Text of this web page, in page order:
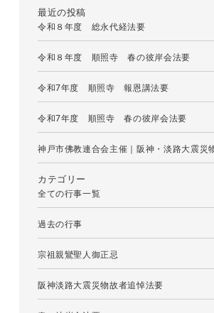
最近の投稿
令和８年度 総永代経法要
令和８年度 順照寺 春の彼岸会法要
令和7年度 順照寺 報恩講法要
令和7年度 順照寺 春の彼岸会法要
神戸市佛教連合会主催｜阪神・淡路大震災
カテゴリー
全ての行事一覧
過去の行事
宗祖親鸞聖人御正忌
阪神淡路大震災物故者追悼法要